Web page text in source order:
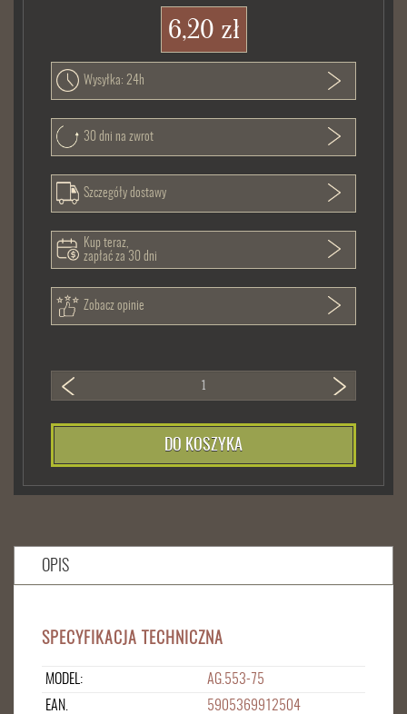
6,20 zł
Wysyłka: 24h
30 dni na zwrot
Szczegóły dostawy
Kup teraz,
zapłać za 30 dni
Zobacz opinie
DO KOSZYKA
OPIS
SPECYFIKACJA TECHNICZNA
MODEL:
AG.553-75
EAN.
5905369912504